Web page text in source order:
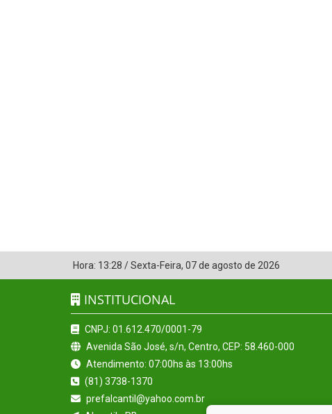
Hora: 13:28 /Sexta-Feira, 07 de agosto de 2026
INSTITUCIONAL
CNPJ: 01.612.470/0001-79
Avenida São José, s/n, Centro, CEP: 58.460-000
Atendimento: 07:00hs às 13:00hs
(81) 3738-1370
prefalcantil@yahoo.com.br